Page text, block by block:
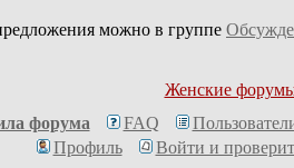
можно в группе
Женские
форума
FAQ
Профиль
Войти и